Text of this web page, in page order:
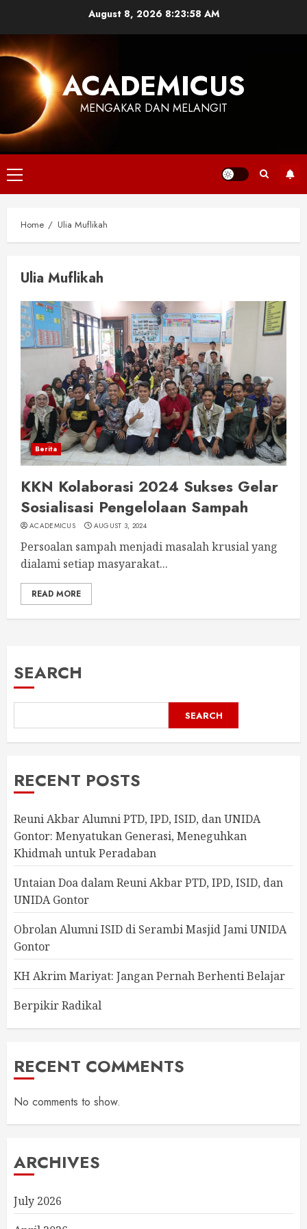
content
August 8, 2026 8:23:58 AM
ACADEMICUS
MENGAKAR DAN MELANGIT
Primary
Menu
Home Ulia Muflikah
Ulia Muflikah
Berita
KKN Kolaborasi 2024 Sukses Gelar
Sosialisasi Pengelolaan Sampah
ACADEMICUS AUGUST 3, 2024
Persoalan sampah menjadi masalah krusial yang
dialami setiap masyarakat...
READ MORE
SEARCH
SEARCH
RECENT POSTS
Reuni Akbar Alumni PTD, IPD, ISID, dan UNIDA
Gontor: Menyatukan Generasi, Meneguhkan
Khidmah untuk Peradaban
Untaian Doa dalam Reuni Akbar PTD, IPD, ISID, dan
UNIDA Gontor
Obrolan Alumni ISID di Serambi Masjid Jami UNIDA
Gontor
KH Akrim Mariyat: Jangan Pernah Berhenti Belajar
Berpikir Radikal
RECENT COMMENTS
No comments to show.
ARCHIVES
July 2026